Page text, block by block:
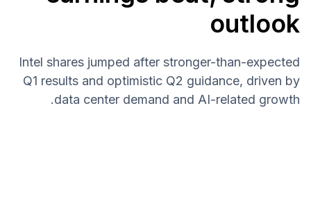
outlook
Intel shares jumped after stronger-than-expected
Q1 results and optimistic Q2 guidance, driven by
data center demand and AI-related growth.